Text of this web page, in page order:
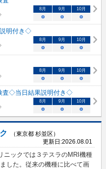
8 月 9 月 10月
○ ○ ○
明付き◇
8 月 9 月 10月
○ ○ ○
8 月 9 月 10月
○ ○ ○
査◇当日結果説明付き◇
8 月 9 月 10月
○ ○ ○
（東京都 杉並区）
更新日:2026.08.01
ニックでは３テスラのMRI機種
した。従来の機種に比べて画